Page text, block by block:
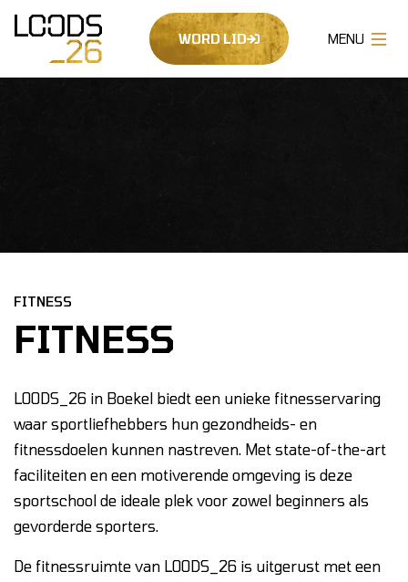
WORD LID
FITNESS
FITNESS
LOODS_26 in Boekel biedt een unieke fitnesservaring
waar sportliefhebbers hun gezondheids- en
fitnessdoelen kunnen nastreven. Met state-of-the-art
faciliteiten en een motiverende omgeving is deze
sportschool de ideale plek voor zowel beginners als
gevorderde sporters.
De fitnessruimte van LOODS_26 is uitgerust met een